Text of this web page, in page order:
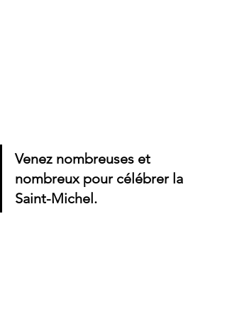
Venez nombreuses et
nombreux pour célébrer la
Saint-Michel.